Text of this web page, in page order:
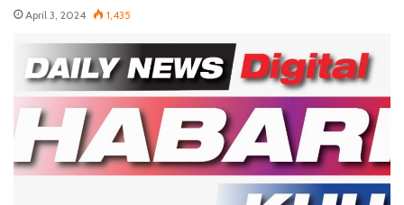
April 3, 2024 1,435